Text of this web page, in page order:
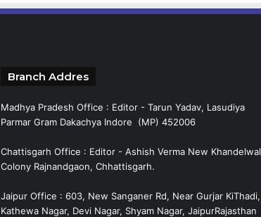
Branch Addres
Madhya Pradesh Office : Editor - Tarun Yadav, Lasudiya
Parmar Gram Dakachya Indore (MP) 452006
Chattisgarh Office : Editor - Ashish Verma New Khandelwal
Colony Rajnandgaon, Chhattisgarh.
Jaipur Office : 603, New Sanganer Rd, Near Gurjar KiThadi,
Kathewa Nagar, Devi Nagar, Shyam Nagar, JaipurRajasthan